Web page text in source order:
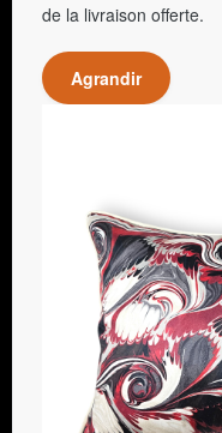
de la livraison offerte.
Agrandir